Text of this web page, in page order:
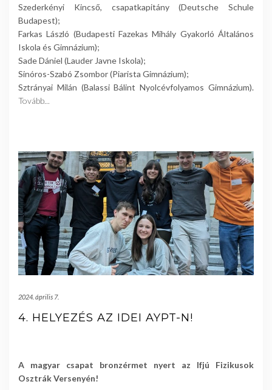
Szederkényi Kincső, csapatkapitány (Deutsche Schule
Budapest);
Farkas László (Budapesti Fazekas Mihály Gyakorló Általános
Iskola és Gimnázium);
Sade Dániel (Lauder Javne Iskola);
Sinóros-Szabó Zsombor (Piarista Gimnázium);
Sztrányai Milán (Balassi Bálint Nyolcévfolyamos Gimnázium).
Tovább...
2024. április 7.
4. HELYEZÉS AZ IDEI AYPT-N!
A magyar csapat bronzérmet nyert az Ifjú Fizikusok
Osztrák Versenyén!